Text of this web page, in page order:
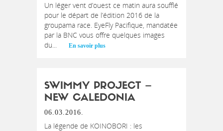
Un léger vent d’ouest ce matin aura soufflé
pour le départ de l’édition 2016 de la
groupama race. EyeFly Pacifique, mandatée
par la BNC vous offre quelques images
du...
En savoir plus
SWIMMY PROJECT –
NEW CALEDONIA
06.03.2016.
La légende de KOINOBORI : les